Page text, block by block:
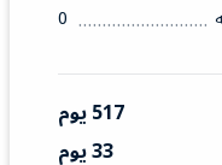
0
517 يوم
33 يوم